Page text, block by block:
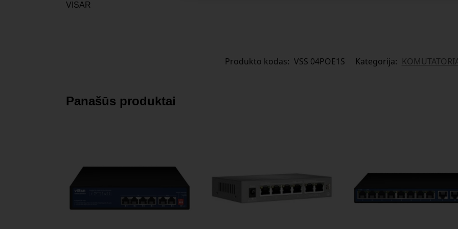
VISAR
Produkto kodas: VSS 04POE1S Kategorija:
Panašūs produktai